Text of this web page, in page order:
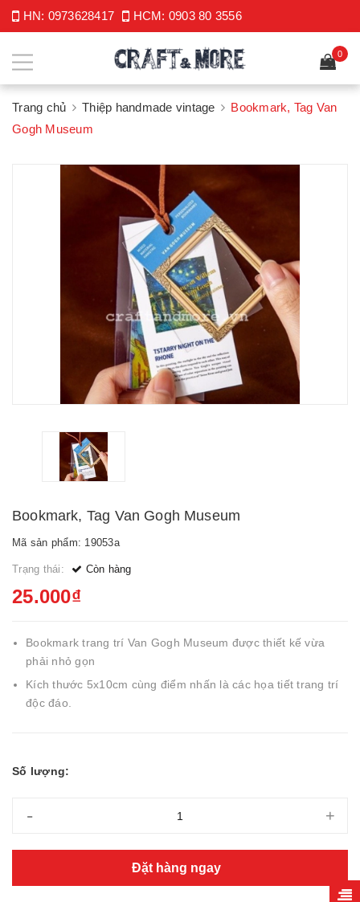
HN: 0973628417 HCM: 0903 80 3556
0
Trang chủ Thiệp handmade vintage
Bookmark, Tag Van
Gogh Museum
Bookmark, Tag Van Gogh Museum
Mã sản phẩm: 19053a
Trạng thái: Còn hàng
25.000₫
Bookmark trang trí Van Gogh Museum được thiết kế vừa
phải nhỏ gọn
Kích thước 5x10cm cùng điểm nhấn là các họa tiết trang trí
độc đáo.
Số lượng:
- +
Đặt hàng ngay